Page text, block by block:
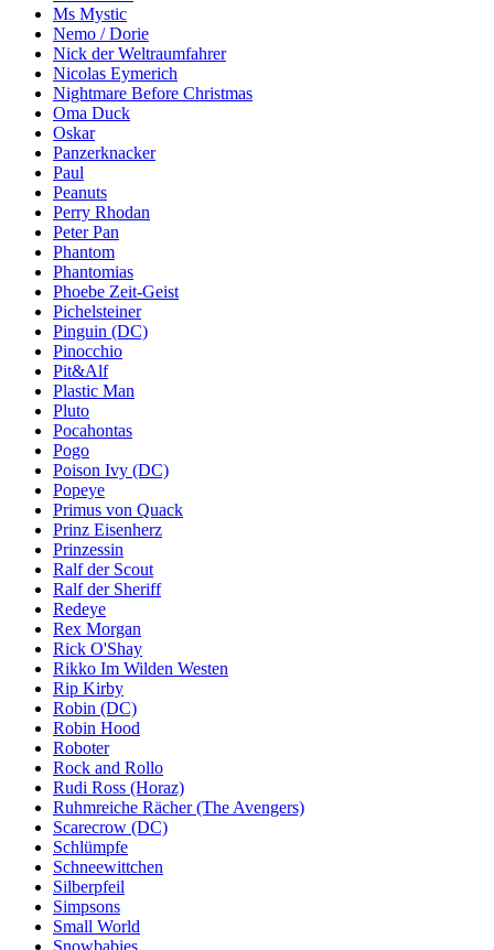
Ms Mystic
Nemo / Dorie
Nick der Weltraumfahrer
Nicolas Eymerich
Nightmare Before Christmas
Oma Duck
Oskar
Panzerknacker
Paul
Peanuts
Perry Rhodan
Peter Pan
Phantom
Phantomias
Phoebe Zeit-Geist
Pichelsteiner
Pinguin (DC)
Pinocchio
Pit&Alf
Plastic Man
Pluto
Pocahontas
Pogo
Poison Ivy (DC)
Popeye
Primus von Quack
Prinz Eisenherz
Prinzessin
Ralf der Scout
Ralf der Sheriff
Redeye
Rex Morgan
Rick O'Shay
Rikko Im Wilden Westen
Rip Kirby
Robin (DC)
Robin Hood
Roboter
Rock and Rollo
Rudi Ross (Horaz)
Ruhmreiche Rächer (The Avengers)
Scarecrow (DC)
Schlümpfe
Schneewittchen
Silberpfeil
Simpsons
Small World
Snowbabies